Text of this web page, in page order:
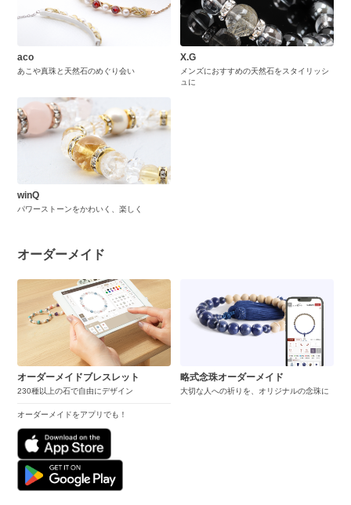
aco
あこや真珠と天然石のめぐり会い
X.G
メンズにおすすめの天然石をスタイリッシ
ュに
winQ
パワーストーンをかわいく、楽しく
オーダーメイド
オーダーメイドブレスレット
230種以上の石で自由にデザイン
オーダーメイドをアプリでも！
略式念珠オーダーメイド
大切な人への祈りを、オリジナルの念珠に